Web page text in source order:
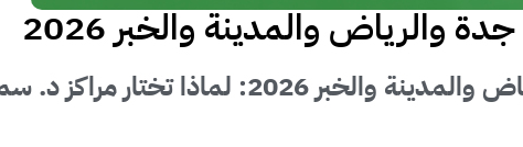
والرياض والمدينة والخبر 2026
دليل شامل لعلاج تأخر الإنجاب في جدة والرياض والمدينة والخبر 2026: لماذا تختار